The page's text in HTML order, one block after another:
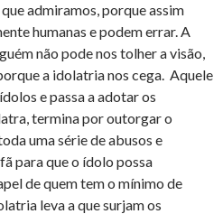
admiramos, porque assim
humanas e podem errar. A
não pode nos tolher a visão,
a idolatria nos cega. Aquele
e passa a adotar os
termina por outorgar o
uma série de abusos e
para que o ídolo possa
de quem tem o mínimo de
leva a que surjam os